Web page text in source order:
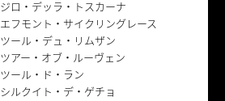
ジロ・デッラ・トスカーナ
エフモント・サイクリングレース
ツール・デュ・リムザン
ツアー・オブ・ルーヴェン
ツール・ド・ラン
シルクイト・デ・ゲチョ